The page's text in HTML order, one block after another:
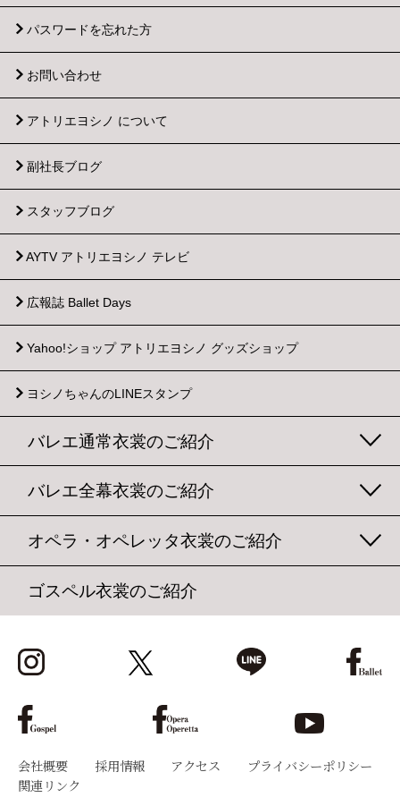
パスワードを忘れた方
お問い合わせ
アトリエヨシノ について
副社長ブログ
スタッフブログ
AYTV アトリエヨシノ テレビ
広報誌 Ballet Days
Yahoo!ショップ アトリエヨシノ グッズショップ
ヨシノちゃんのLINEスタンプ
バレエ通常衣裳のご紹介
バレエ全幕衣裳のご紹介
オペラ・オペレッタ衣裳のご紹介
ゴスペル衣裳のご紹介
会社概要 採用情報 アクセス
プライバシーポリシー
関連リンク